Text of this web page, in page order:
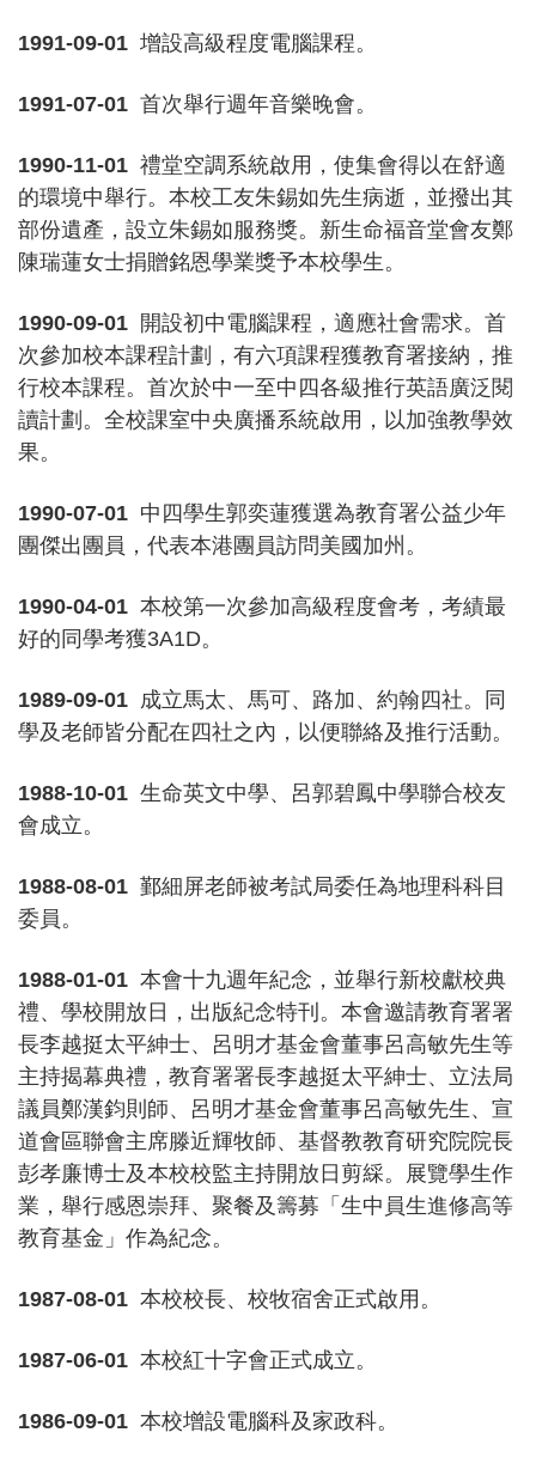
1991-09-01 增設高級程度電腦課程。
1991-07-01 首次舉行週年音樂晚會。
1990-11-01 禮堂空調系統啟用，使集會得以在舒適
的環境中舉行。本校工友朱錫如先生病逝，並撥出其
部份遺產，設立朱錫如服務獎。新生命福音堂會友鄭
陳瑞蓮女士捐贈銘恩學業獎予本校學生。
1990-09-01 開設初中電腦課程，適應社會需求。首
次參加校本課程計劃，有六項課程獲教育署接納，推
行校本課程。首次於中一至中四各級推行英語廣泛閱
讀計劃。全校課室中央廣播系統啟用，以加強教學效
果。
1990-07-01 中四學生郭奕蓮獲選為教育署公益少年
團傑出團員，代表本港團員訪問美國加州。
1990-04-01 本校第一次參加高級程度會考，考績最
好的同學考獲3A1D。
1989-09-01 成立馬太、馬可、路加、約翰四社。同
學及老師皆分配在四社之內，以便聯絡及推行活動。
1988-10-01 生命英文中學、呂郭碧鳳中學聯合校友
會成立。
1988-08-01 鄞細屏老師被考試局委任為地理科科目
委員。
1988-01-01 本會十九週年紀念，並舉行新校獻校典
禮、學校開放日，出版紀念特刊。本會邀請教育署署
長李越挺太平紳士、呂明才基金會董事呂高敏先生等
主持揭幕典禮，教育署署長李越挺太平紳士、立法局
議員鄭漢鈞則師、呂明才基金會董事呂高敏先生、宣
道會區聯會主席滕近輝牧師、基督教教育研究院院長
彭孝廉博士及本校校監主持開放日剪綵。展覽學生作
業，舉行感恩崇拜、聚餐及籌募「生中員生進修高等
教育基金」作為紀念。
1987-08-01 本校校長、校牧宿舍正式啟用。
1987-06-01 本校紅十字會正式成立。
1986-09-01 本校增設電腦科及家政科。